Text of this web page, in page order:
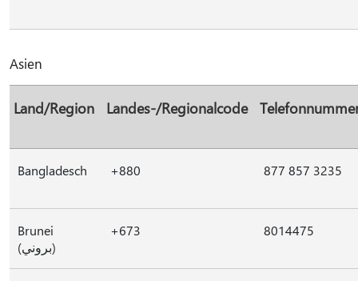
Asien
Land/Region Landes-/Regionalcode
Bangladesch +880 877 857 3235
Brunei
(بروني)
+673 8014475